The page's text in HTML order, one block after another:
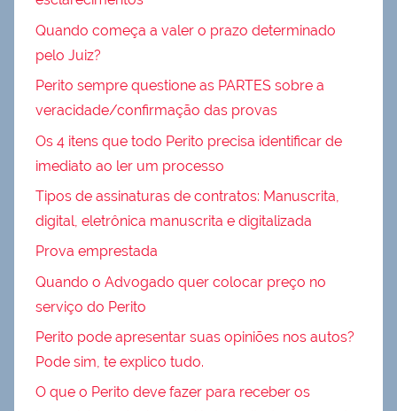
Quando começa a valer o prazo determinado
pelo Juiz?
Perito sempre questione as PARTES sobre a
veracidade/confirmação das provas
Os 4 itens que todo Perito precisa identificar de
imediato ao ler um processo
Tipos de assinaturas de contratos: Manuscrita,
digital, eletrônica manuscrita e digitalizada
Prova emprestada
Quando o Advogado quer colocar preço no
serviço do Perito
Perito pode apresentar suas opiniões nos autos?
Pode sim, te explico tudo.
O que o Perito deve fazer para receber os